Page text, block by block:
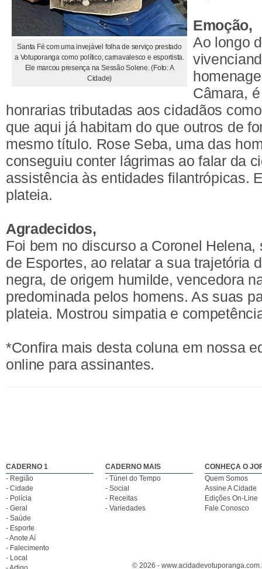
Santa Fé com uma invejável folha de serviço prestado
a Votuporanga como político, carnavalesco e esportista.
Ele marcou presença na Sessão Solene. (Foto: A
Cidade)
Emoção,
Ao longo
Câmara,
honrarias tributadas aos cidadãos
que aqui já habitam do que outros de
mesmo título. Rose Seba, uma das
conseguiu conter lágrimas ao falar da
assistência às entidades filantrópicas.
plateia.
Agradecidos,
Foi bem no discurso a Coronel Helena,
de Esportes, ao relatar a sua trajetória
negra, de origem humilde, vencedora
predominada pelos homens. As suas
plateia. Mostrou simpatia e
*Confira mais desta coluna em nossa
online para assinantes.
CADERNO 1
- Região
- Cidade
- Polícia
- Geral
- Saúde
- Esporte
- Anote Aí
- Falecimento
- Local
CADERNO MAIS
- Túnel do Tempo
- Social
- Receitas
- Variedades
CONHEÇA O
Quem Somos
Assine A Cidade
Edições On-Line
Fale Conosco
© 2026 -